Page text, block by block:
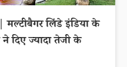
लिंडे इंडिया के
दिए ज्यादा तेजी के